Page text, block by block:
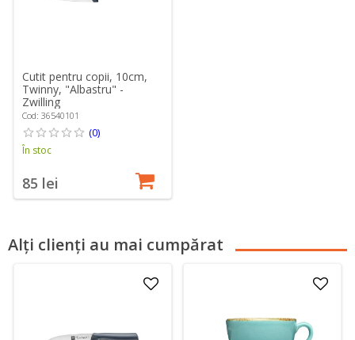
Cutit pentru copii, 10cm,
Twinny, "Albastru" -
Zwilling
Cod: 36540101
(0)
În stoc
85 lei
Alți clienți au mai cumpărat